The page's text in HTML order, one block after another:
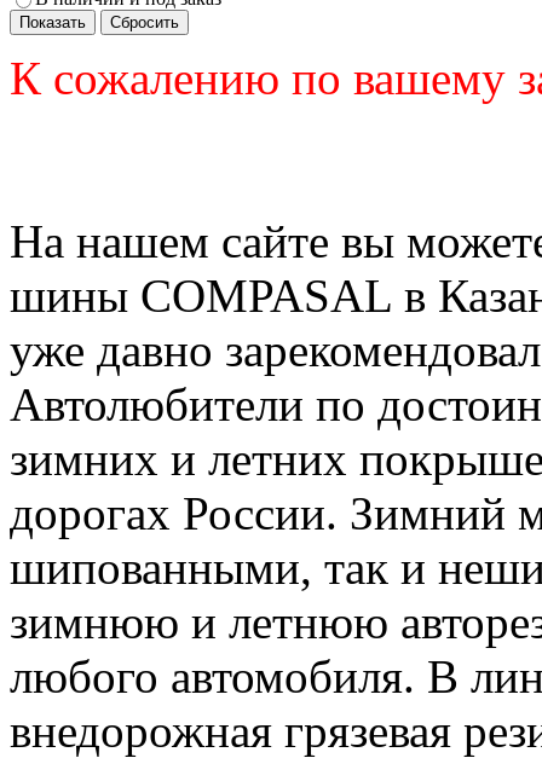
К сожалению по вашему
На нашем сайте вы
шины COMPASAL в
уже давно
Автолюбители по
зимних и летних
дорогах России. Зимний
шипованными, так и
зимнюю и летнюю
любого автомобиля. В
внедорожная грязевая